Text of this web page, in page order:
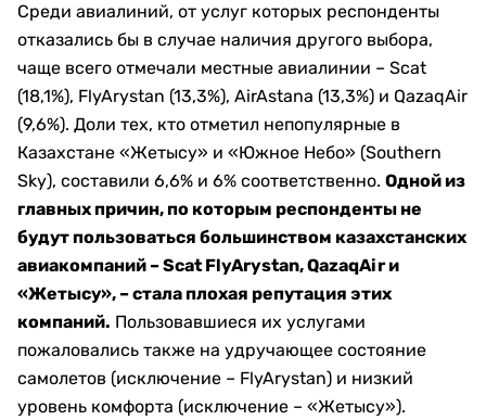
Среди авиалиний, от услуг которых респонденты
отказались бы в случае наличия другого выбора,
чаще всего отмечали местные авиалинии – Scat
(18,1%), FlyArystan (13,3%), AirAstana (13,3%) и QazaqAir
(9,6%). Доли тех, кто отметил непопулярные в
Казахстане «Жетысу» и «Южное Небо» (Southern
Sky), составили 6,6% и 6% соответственно. Одной из
главных причин, по которым респонденты не
будут пользоваться большинством казахстанских
авиакомпаний – Scat FlyArystan, QazaqAir и
«Жетысу», – стала плохая репутация этих
компаний. Пользовавшиеся их услугами
пожаловались также на удручающее состояние
самолетов (исключение – FlyArystan) и низкий
уровень комфорта (исключение – «Жетысу»).